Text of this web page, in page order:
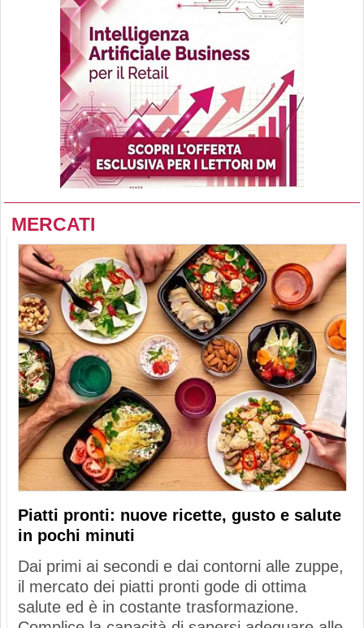
MERCATI
Piatti pronti: nuove ricette, gusto e salute
in pochi minuti
Dai primi ai secondi e dai contorni alle zuppe,
il mercato dei piatti pronti gode di ottima
salute ed è in costante trasformazione.